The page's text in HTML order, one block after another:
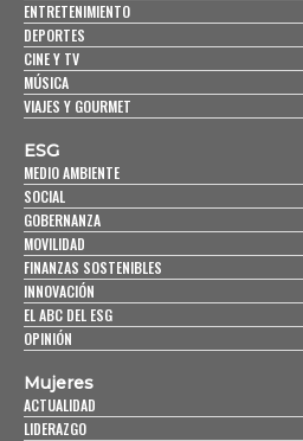
ENTRETENIMIENTO
DEPORTES
CINE Y TV
MÚSICA
VIAJES Y GOURMET
ESG
MEDIO AMBIENTE
SOCIAL
GOBERNANZA
MOVILIDAD
FINANZAS SOSTENIBLES
INNOVACIÓN
EL ABC DEL ESG
OPINIÓN
Mujeres
ACTUALIDAD
LIDERAZGO